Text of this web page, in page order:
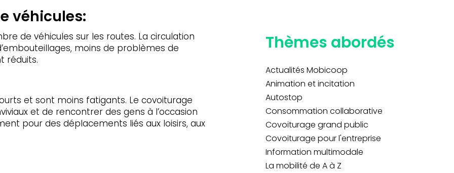
véhicules:
de véhicules sur les routes. La circulation
moins de problèmes de
réduits.
et sont moins fatigants. Le covoiturage
et de rencontrer des gens à l’occasion
pour des déplacements liés aux loisirs, aux
Thèmes abordés
Actualités Mobicoop
Animation et incitation
Autostop
Consommation collaborative
Covoiturage grand public
Covoiturage pour l'entreprise
Information multimodale
La mobilité de A à Z